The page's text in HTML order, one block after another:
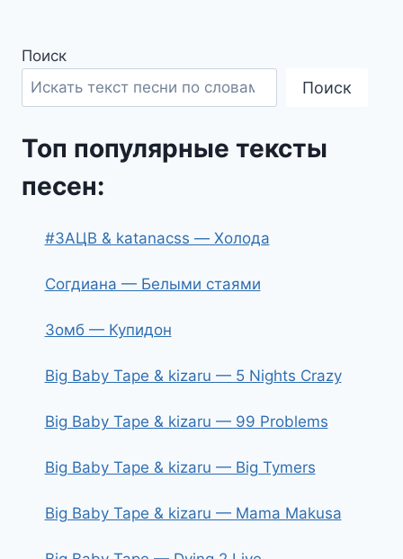
Поиск
Поиск
Топ популярные тексты
песен:
#ЗАЦВ & katanacss — Холода
Согдиана — Белыми стаями
Зомб — Купидон
Big Baby Tape & kizaru — 5 Nights Crazy
Big Baby Tape & kizaru — 99 Problems
Big Baby Tape & kizaru — Big Tymers
Big Baby Tape & kizaru — Mama Makusa